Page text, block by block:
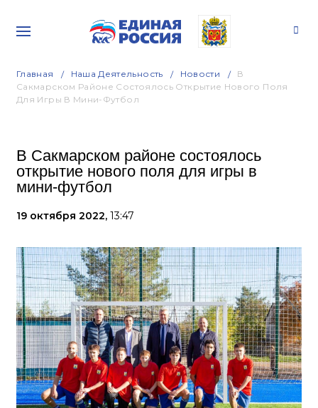
Главная Наша Деятельность Новости
В
Сакмарском Районе Состоялось Открытие Нового Поля
Для Игры В Мини-Футбол
В Сакмарском районе состоялось
открытие нового поля для игры в
мини-футбол
19 октября 2022, 13:47